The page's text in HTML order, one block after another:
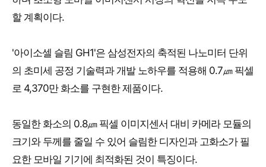
할 계획이다.
'아이소셀 슬림 GH1'은 삼성전자의 축적된 나노미터 단위
의 초미세 공정 기술력과 개발 노하우를 적용해 0.7㎛ 픽셀
로 4,370만 화소를 구현한 제품이다.
동일한 화소의 0.8㎛ 픽셀 이미지센서 대비 카메라 모듈의
크기와 두께를 줄일 수 있어 슬림한 디자인과 고화소가 필
요한 모바일 기기에 최적화된 것이 특징이다.